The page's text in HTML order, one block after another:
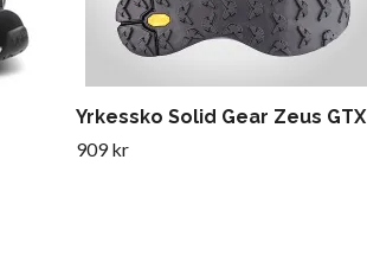
Yrkessko Solid Gear Zeus GTX
909 kr